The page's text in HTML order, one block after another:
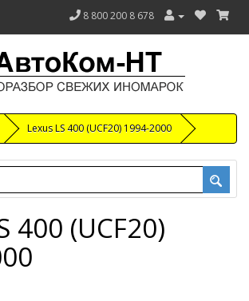
8 800 200 8 678
Lexus LS 400 (UCF20) 1994-2000
400 (UCF20)